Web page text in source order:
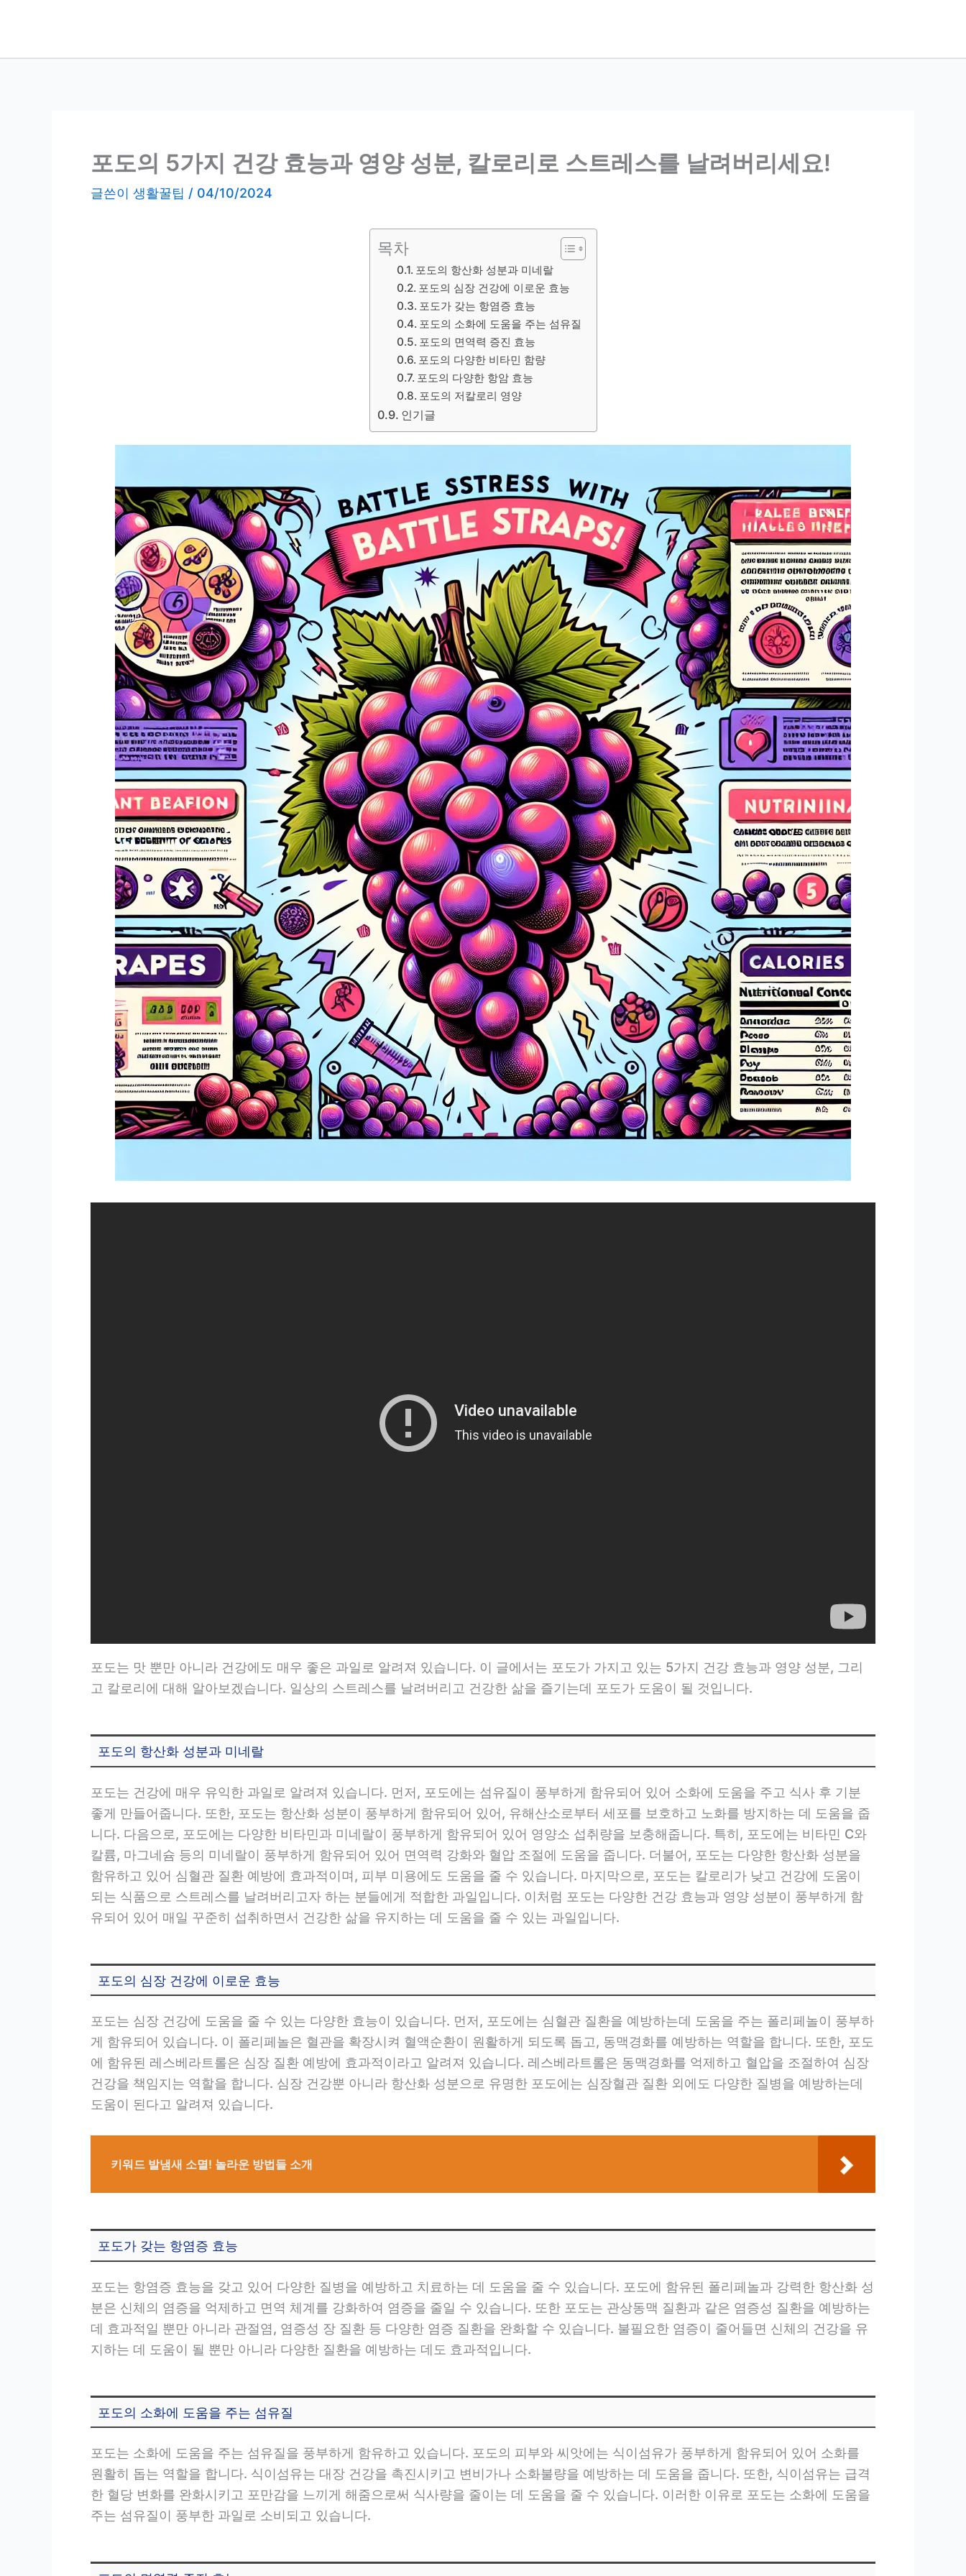
포도의 5가지 건강 효능과 영양 성분, 칼로리로 스트레스를 날려버리세요!
글쓴이 생활꿀팁 / 04/10/2024
목차
포도의 항산화 성분과 미네랄
포도의 심장 건강에 이로운 효능
포도가 갖는 항염증 효능
포도의 소화에 도움을 주는 섬유질
포도의 면역력 증진 효능
포도의 다양한 비타민 함량
포도의 다양한 항암 효능
포도의 저칼로리 영양
인기글
포도는 맛 뿐만 아니라 건강에도 매우 좋은 과일로 알려져 있습니다. 이 글에서는 포도가 가지고 있는 5가지 건강 효능과 영양 성분, 그리
고 칼로리에 대해 알아보겠습니다. 일상의 스트레스를 날려버리고 건강한 삶을 즐기는데 포도가 도움이 될 것입니다.
포도의 항산화 성분과 미네랄
포도는 건강에 매우 유익한 과일로 알려져 있습니다. 먼저, 포도에는 섬유질이 풍부하게 함유되어 있어 소화에 도움을 주고 식사 후 기분
좋게 만들어줍니다. 또한, 포도는 항산화 성분이 풍부하게 함유되어 있어, 유해산소로부터 세포를 보호하고 노화를 방지하는 데 도움을 줍
니다. 다음으로, 포도에는 다양한 비타민과 미네랄이 풍부하게 함유되어 있어 영양소 섭취량을 보충해줍니다. 특히, 포도에는 비타민 C와
칼륨, 마그네슘 등의 미네랄이 풍부하게 함유되어 있어 면역력 강화와 혈압 조절에 도움을 줍니다. 더불어, 포도는 다양한 항산화 성분을
함유하고 있어 심혈관 질환 예방에 효과적이며, 피부 미용에도 도움을 줄 수 있습니다. 마지막으로, 포도는 칼로리가 낮고 건강에 도움이
되는 식품으로 스트레스를 날려버리고자 하는 분들에게 적합한 과일입니다. 이처럼 포도는 다양한 건강 효능과 영양 성분이 풍부하게 함
유되어 있어 매일 꾸준히 섭취하면서 건강한 삶을 유지하는 데 도움을 줄 수 있는 과일입니다.
포도의 심장 건강에 이로운 효능
포도는 심장 건강에 도움을 줄 수 있는 다양한 효능이 있습니다. 먼저, 포도에는 심혈관 질환을 예방하는데 도움을 주는 폴리페놀이 풍부하
게 함유되어 있습니다. 이 폴리페놀은 혈관을 확장시켜 혈액순환이 원활하게 되도록 돕고, 동맥경화를 예방하는 역할을 합니다. 또한, 포도
에 함유된 레스베라트롤은 심장 질환 예방에 효과적이라고 알려져 있습니다. 레스베라트롤은 동맥경화를 억제하고 혈압을 조절하여 심장
건강을 책임지는 역할을 합니다. 심장 건강뿐 아니라 항산화 성분으로 유명한 포도에는 심장혈관 질환 외에도 다양한 질병을 예방하는데
도움이 된다고 알려져 있습니다.
키워드 발냄새 소멸! 놀라운 방법들 소개
포도가 갖는 항염증 효능
포도는 항염증 효능을 갖고 있어 다양한 질병을 예방하고 치료하는 데 도움을 줄 수 있습니다. 포도에 함유된 폴리페놀과 강력한 항산화 성
분은 신체의 염증을 억제하고 면역 체계를 강화하여 염증을 줄일 수 있습니다. 또한 포도는 관상동맥 질환과 같은 염증성 질환을 예방하는
데 효과적일 뿐만 아니라 관절염, 염증성 장 질환 등 다양한 염증 질환을 완화할 수 있습니다. 불필요한 염증이 줄어들면 신체의 건강을 유
지하는 데 도움이 될 뿐만 아니라 다양한 질환을 예방하는 데도 효과적입니다.
포도의 소화에 도움을 주는 섬유질
포도는 소화에 도움을 주는 섬유질을 풍부하게 함유하고 있습니다. 포도의 피부와 씨앗에는 식이섬유가 풍부하게 함유되어 있어 소화를
원활히 돕는 역할을 합니다. 식이섬유는 대장 건강을 촉진시키고 변비가나 소화불량을 예방하는 데 도움을 줍니다. 또한, 식이섬유는 급격
한 혈당 변화를 완화시키고 포만감을 느끼게 해줌으로써 식사량을 줄이는 데 도움을 줄 수 있습니다. 이러한 이유로 포도는 소화에 도움을
주는 섬유질이 풍부한 과일로 소비되고 있습니다.